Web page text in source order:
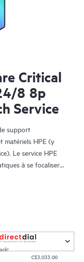
Critical
8 8p
Service
support
matériels HPE (y
Le service HPE
à se focaliser
de travail,
techniques généraux,
et à trouver des
du service HPE
C$3,033.00